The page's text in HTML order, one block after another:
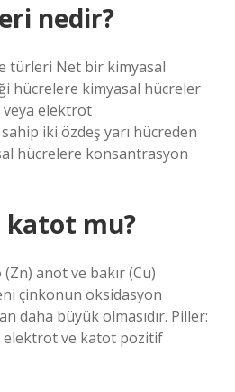
nedir?
türleri Net bir kimyasal
hücrelere kimyasal hücreler
veya elektrot
iki özdeş yarı hücreden
hücrelere konsantrasyon
katot mu?
anot ve bakır (Cu)
çinkonun oksidasyon
daha büyük olmasıdır. Piller:
ve katot pozitif